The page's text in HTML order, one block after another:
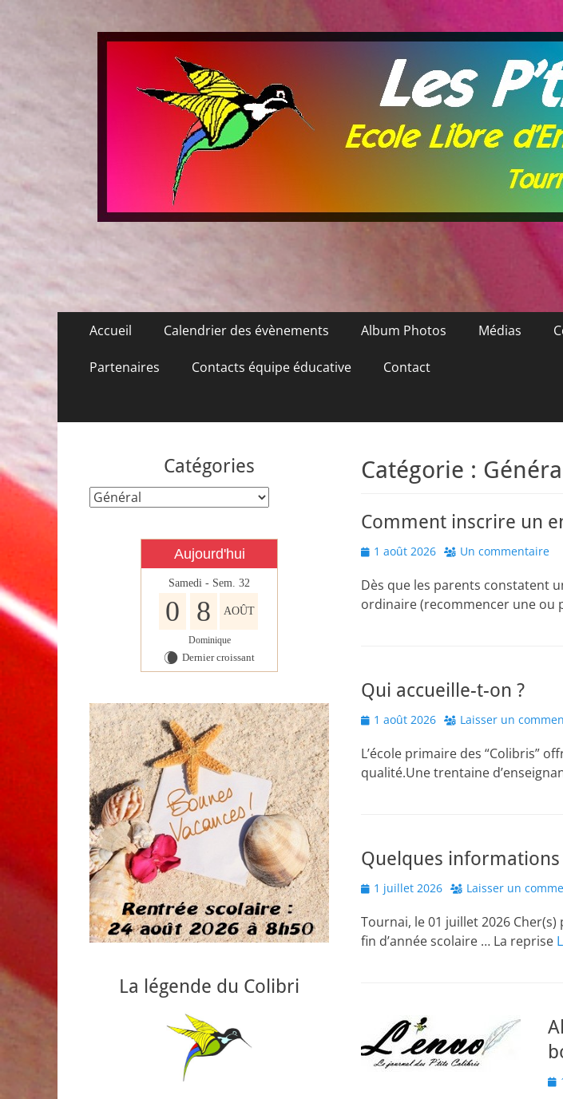
Les P'tits Colibris
Menu
contenu
Accueil Calendrier des évènements Album Photos Médias
Partenaires Contacts équipe éducative Contact
Catégorie : Général
Comment inscrire un
Posted
1 août 2026 Un commentaire
Dès que les parents constatent
ordinaire (recommencer une ou
Qui accueille-t-on ?
Posted
1 août 2026 Laisser un
L’école primaire des “Colibris”
qualité.Une trentaine
Quelques
Posted
1 juillet 2026 Laisser un
Tournai, le 01 juillet 2026
fin d’année scolaire … La reprise
Catégories
Catégories
Aujourd'hui
Samedi - Sem. 32
0 8 AOÛT
Dominique
W Dernier croissant
La légende du Colibri